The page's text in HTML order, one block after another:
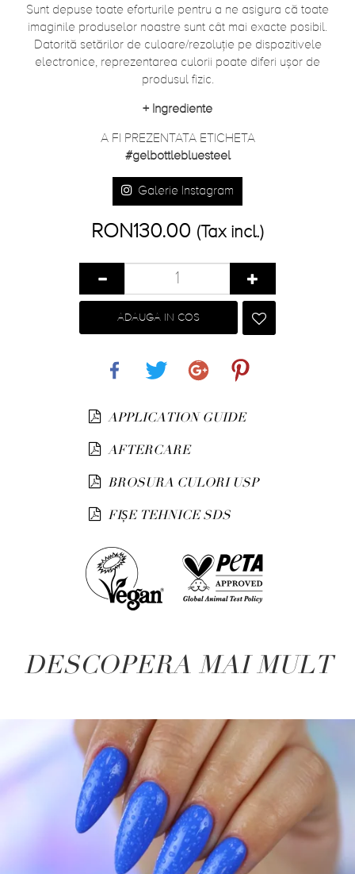
Sunt depuse toate eforturile pentru a ne asigura că toate
imaginile produselor noastre sunt cât mai exacte posibil.
Datorită setărilor de culoare/rezoluție pe dispozitivele
electronice, reprezentarea culorii poate diferi ușor de
produsul fizic.
+ Ingrediente
A FI PREZENTATA ETICHETA
#gelbottlebluesteel
Galerie Instagram
RON130.00 (Tax incl.)
ADAUGA IN COS
APPLICATION GUIDE
AFTERCARE
BROSURA CULORI USP
FIȘE TEHNICE SDS
DESCOPERA MAI MULT